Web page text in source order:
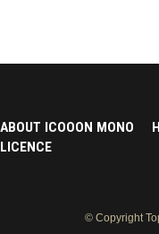
ABOUT ICOOON MONO
LICENCE
© Copyright